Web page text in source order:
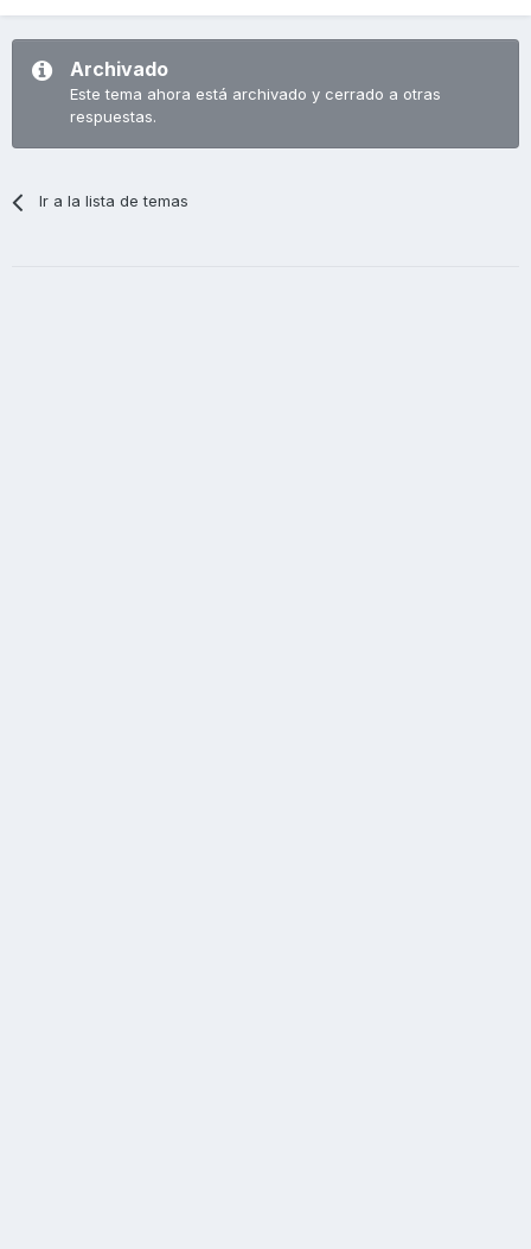
Archivado
Este tema ahora está archivado y cerrado a otras
respuestas.
Ir a la lista de temas